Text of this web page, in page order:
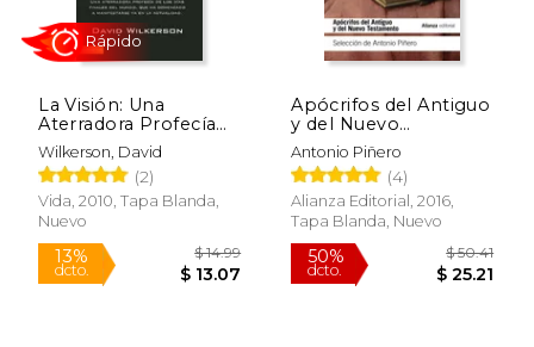
50%
dcto. $ 31.44
50%
dcto.
La Visión: Una
Aterradora Profecía
de los Días Finales del
Mundo, que ha
Comenzado a
Manifestarse ya en la
Actualidad
Wilkerson, David
(2)
Vida, 2010, Tapa Blanda,
Nuevo
Apócrifos del Antiguo
y del Nuevo
Testamento
Antonio Piñero
(4)
Alianza Editorial, 2016,
Tapa Blanda, Nuevo